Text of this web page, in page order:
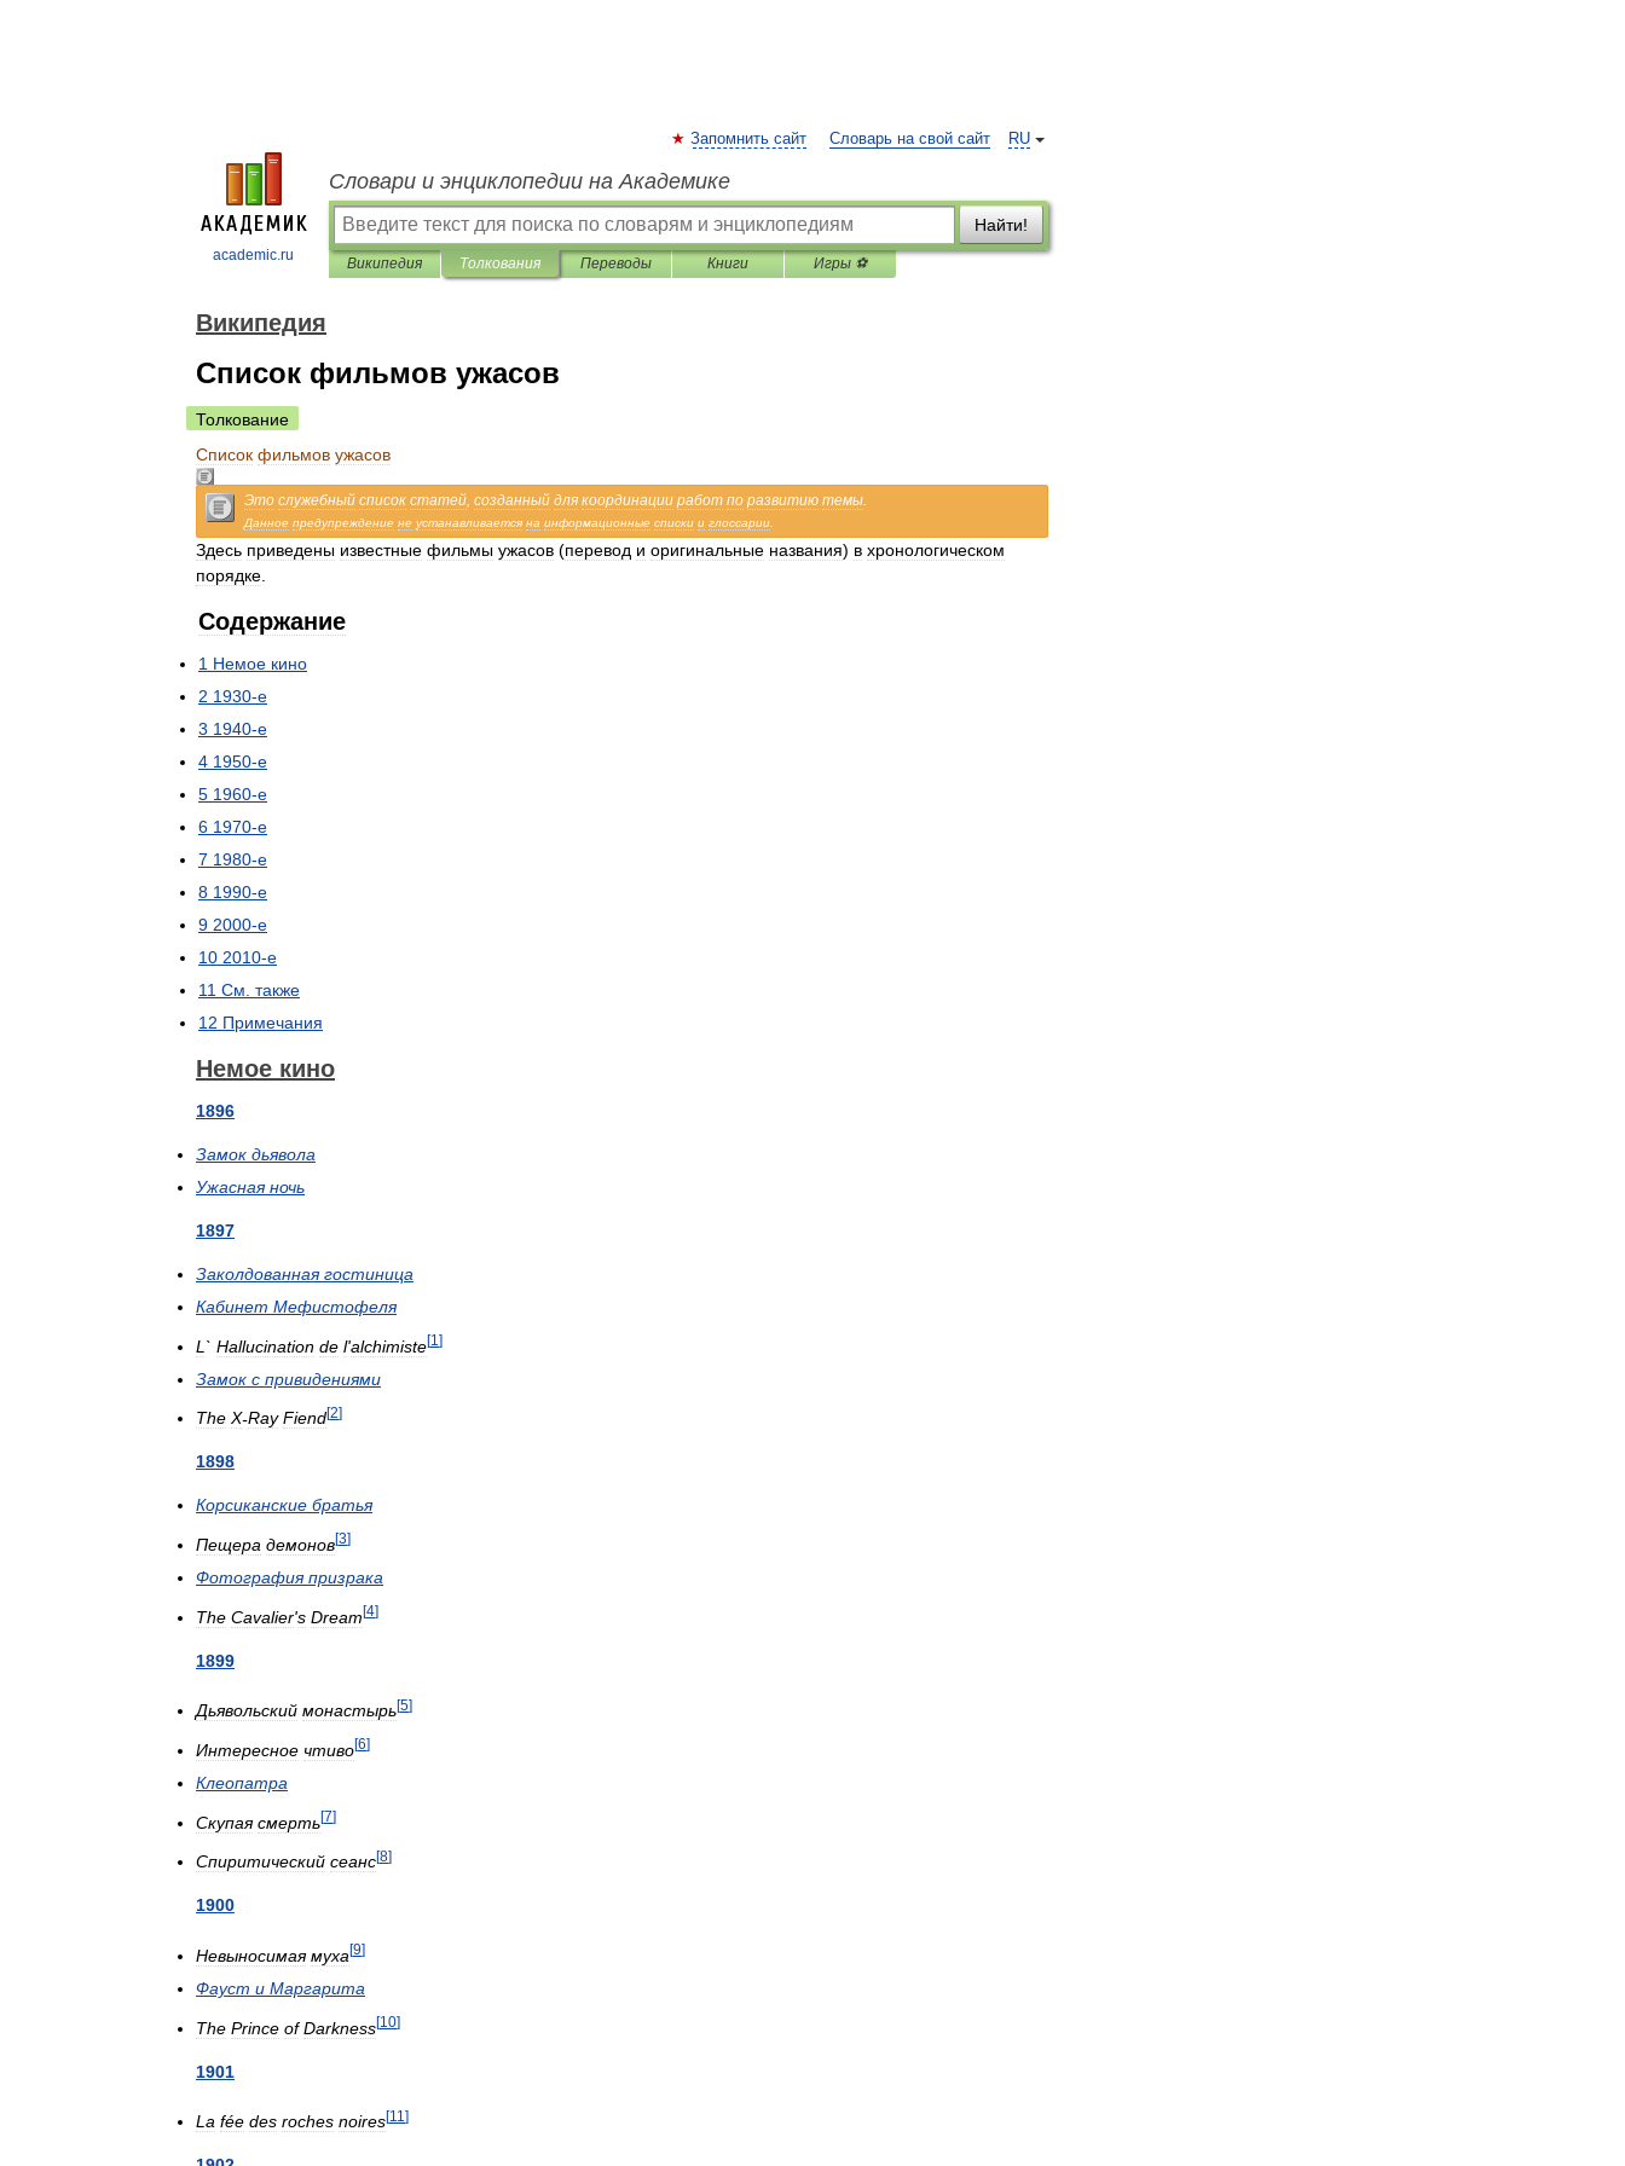
academic.ru
RU
Запомнить сайт Словарь на свой сайт
Словари и энциклопедии на Академике
Найти!
Википедия Толкования Переводы Книги Игры ⚽
Википедия
Список фильмов ужасов
Толкование
Список фильмов ужасов
Это служебный список статей, созданный для координации работ по развитию темы.
Данное предупреждение не устанавливается на информационные списки и глоссарии
Здесь приведены известные фильмы ужасов (перевод и оригинальные названия) в хронологическом
порядке
Содержание
1 Немое кино
2 1930-е
3 1940-е
4 1950-е
5 1960-е
6 1970-е
7 1980-е
8 1990-е
9 2000-е
10 2010-e
11 См также
12 Примечания
Немое кино
1896
Замок дьявола
Ужасная ночь
1897
Заколдованная гостиница
Кабинет Мефистофеля
L ` Hallucination de l'alchimiste[1 ]
Замок с привидениями
The X-Ray Fiend[2]
1898
Корсиканские братья
Пещера демонов[3]
Фотография призрака
The Cavalier's Dream[4]
1899
Дьявольский монастырь[5]
Интересное чтиво[6]
Клеопатра
Скупая смерть[7]
Спиритический сеанс[8]
1900
Невыносимая муха [9]
Фауст и Маргарита
The Prince of Darkness[10]
1901
La fée des roches noires[11 ]